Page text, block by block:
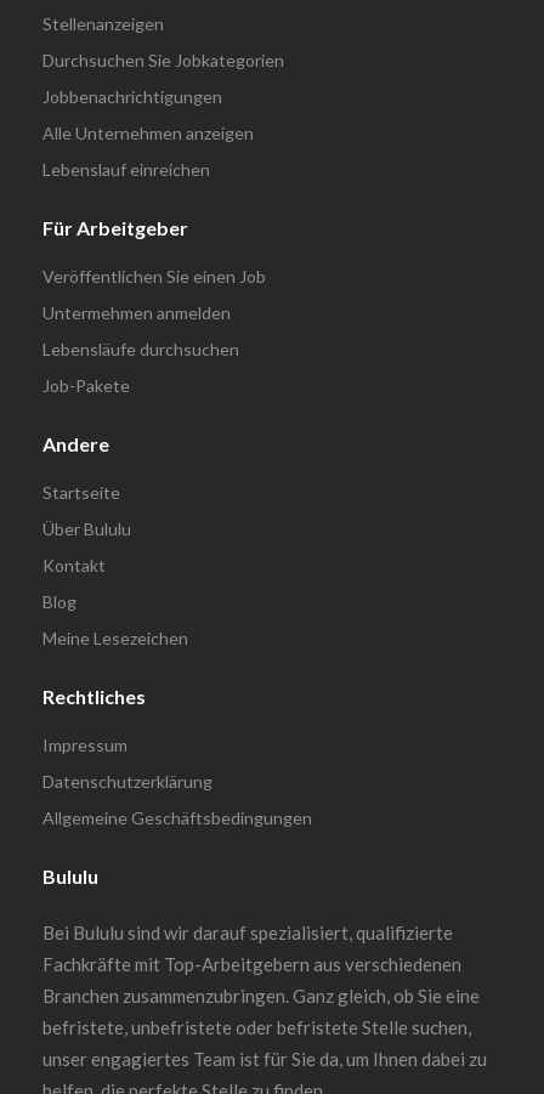
Stellenanzeigen
Durchsuchen Sie Jobkategorien
Jobbenachrichtigungen
Alle Unternehmen anzeigen
Lebenslauf einreichen
Für Arbeitgeber
Veröffentlichen Sie einen Job
Untermehmen anmelden
Lebensläufe durchsuchen
Job-Pakete
Andere
Startseite
Über Bululu
Kontakt
Blog
Meine Lesezeichen
Rechtliches
Impressum
Datenschutzerklärung
Allgemeine Geschäftsbedingungen
Bululu
Bei Bululu sind wir darauf spezialisiert, qualifizierte
Fachkräfte mit Top-Arbeitgebern aus verschiedenen
Branchen zusammenzubringen. Ganz gleich, ob Sie eine
befristete, unbefristete oder befristete Stelle suchen,
unser engagiertes Team ist für Sie da, um Ihnen dabei zu